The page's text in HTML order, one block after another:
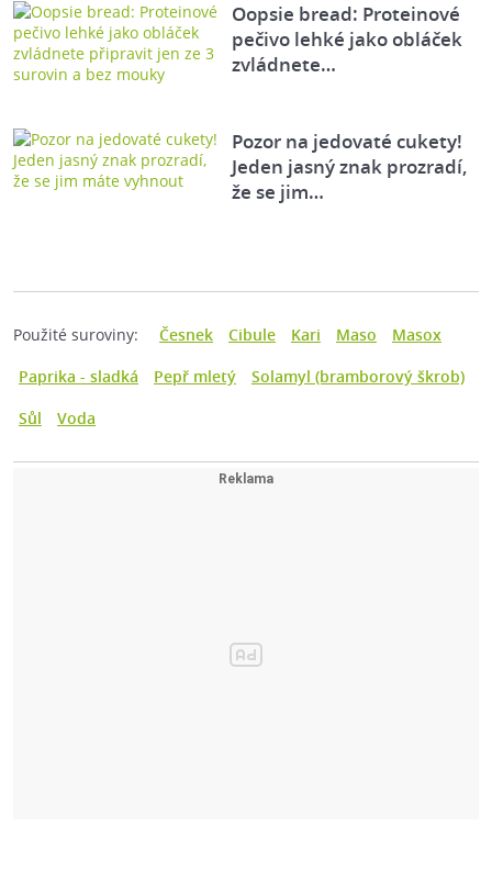
Oopsie bread: Proteinové
pečivo lehké jako obláček
zvládnete…
Pozor na jedovaté cukety!
Jeden jasný znak prozradí,
že se jim…
Použité suroviny: Česnek Cibule Kari Maso
Masox
Paprika - sladká
Pepř mletý
Solamyl (bramborový škrob)
Sůl
Voda